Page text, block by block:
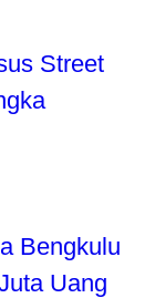
Street
Bengkulu
Uang